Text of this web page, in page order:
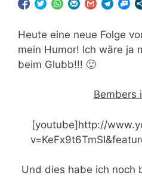
Heute eine neue Folge
mein Humor! Ich wäre ja
beim Glubb!!! 🙂
Bembers
[youtube]http://
Und dies habe ich noch